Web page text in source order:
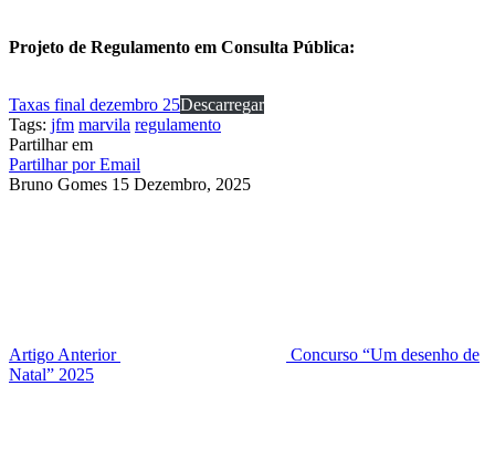
Projeto de Regulamento em Consulta Pública:
Taxas final dezembro 25Descarregar
Tags: jfm marvila regulamento
Partilhar em
Partilhar por Email
Bruno Gomes 15 Dezembro, 2025
Artigo Anterior
Concurso “Um desenho de
Natal” 2025